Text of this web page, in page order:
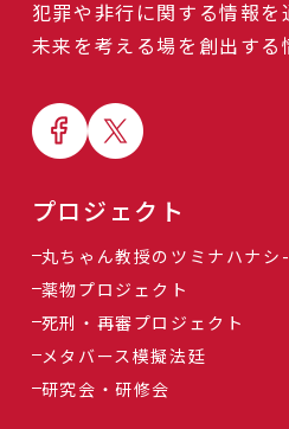
犯罪や非行に関する情報を
未来を考える場を創出す
プロジェクト
丸ちゃん教授のツミナハナ
薬物プロジェクト
死刑・再審プロジェクト
メタバース模擬法廷
研究会・研修会